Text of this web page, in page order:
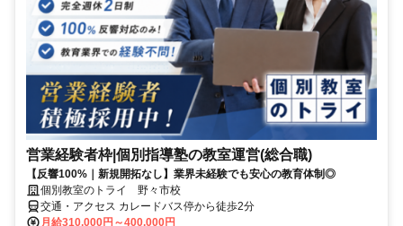
営業経験者枠|個別指導塾の教室運営(総合職)
【反響100%｜新規開拓なし】業界未経験でも安心の教育体制◎
個別教室のトライ 野々市校
交通・アクセス カレードバス停から徒歩2分
月給310,000円～400,000円